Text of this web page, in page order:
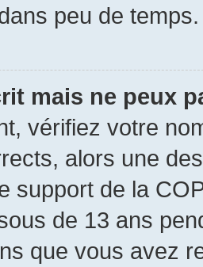
peu de temps.
mais ne peux
vérifiez votre
alors une
support de la
de 13 ans
que vous avez